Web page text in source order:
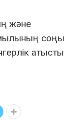
және
соңы
атысты